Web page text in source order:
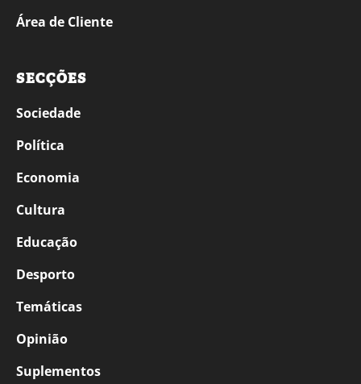
Área de Cliente
SECÇÕES
Sociedade
Política
Economia
Cultura
Educação
Desporto
Temáticas
Opinião
Suplementos